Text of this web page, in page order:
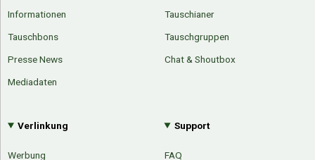
Informationen
Tauschbons
Presse News
Mediadaten
Tauschianer
Tauschgruppen
Chat & Shoutbox
Verlinkung
Werbung
Support
FAQ